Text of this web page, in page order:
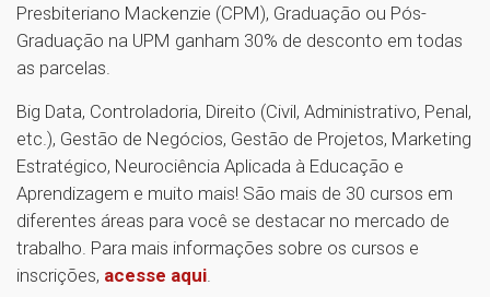
Presbiteriano Mackenzie (CPM), Graduação ou Pós-
Graduação na UPM ganham 30% de desconto em todas
as parcelas.
Big Data, Controladoria, Direito (Civil, Administrativo, Penal,
etc.), Gestão de Negócios, Gestão de Projetos, Marketing
Estratégico, Neurociência Aplicada à Educação e
Aprendizagem e muito mais! São mais de 30 cursos em
diferentes áreas para você se destacar no mercado de
trabalho. Para mais informações sobre os cursos e
inscrições, acesse aqui